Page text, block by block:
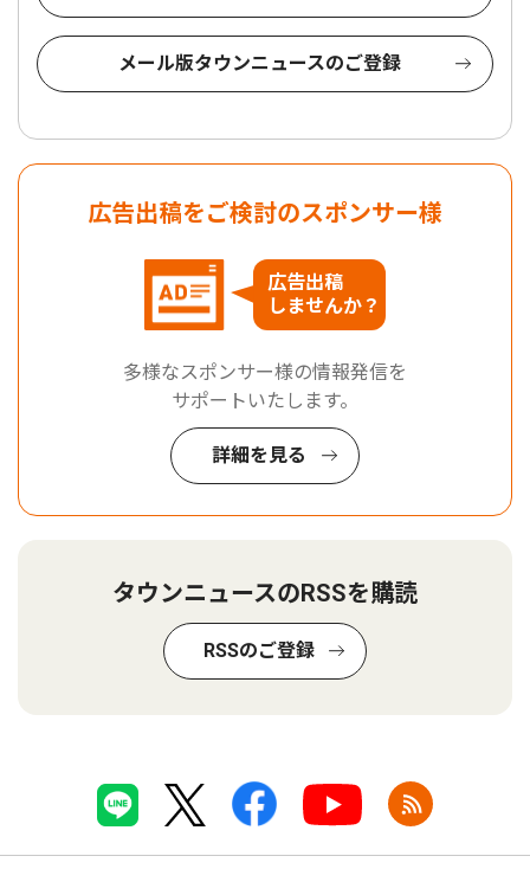
メール版タウンニュースのご登録
広告出稿をご検討のスポンサー様
広告出稿
しませんか？
多様なスポンサー様の情報発信を
サポートいたします。
詳細を見る
タウンニュースのRSSを購読
RSSのご登録